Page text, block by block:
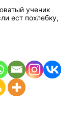
ученик
ест похлебку,